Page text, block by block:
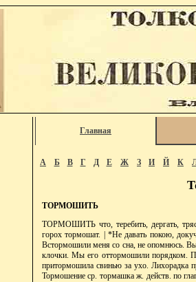
Главная
А Б В Г Д Е Ж З И Й К
ТОРМОШИТЬ
ТОРМОШИТЬ что, теребить, дергать,
горох тормошат. | *Не давать покою,
Встормошили меня со сна, не опомнюсь.
клочки. Мы его оттормошили порядком.
притормошила свинью за ухо. Лихорадка
Тормошение ср. тормашка ж. действ. по